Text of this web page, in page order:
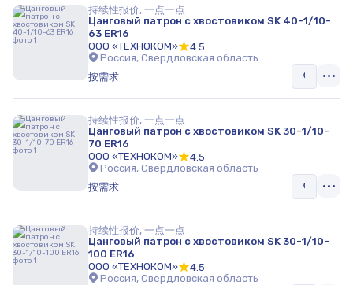
持续性报价, 一点一点
Цанговый патрон с хвостовиком SK 40-1/10-
63 ER16
ООО «ТЕХНОКОМ»
4.5
Россия, Свердловская область
按需求
持续性报价, 一点一点
Цанговый патрон с хвостовиком SK 30-1/10-
70 ER16
ООО «ТЕХНОКОМ»
4.5
Россия, Свердловская область
按需求
持续性报价, 一点一点
Цанговый патрон с хвостовиком SK 30-1/10-
100 ER16
ООО «ТЕХНОКОМ»
4.5
Россия, Свердловская область